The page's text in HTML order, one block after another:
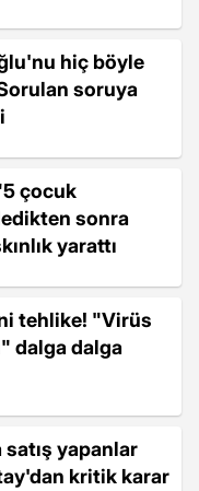
hiç böyle
soruya
çocuk
sonra
yarattı
tehlike! "Virüs
dalga dalga
yapanlar
kritik karar